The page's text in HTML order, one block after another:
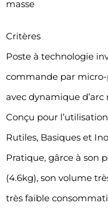
masse
Critères
Poste à technologie
commande par micro-
avec dynamique
Conçu pour
Rutiles, Basiques et
Pratique, gârce à son
(4.6kg), son volume
très faible